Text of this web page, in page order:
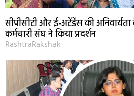
सीपीसीटी और ई-अटेंडेंस की
कर्मचारी संघ ने किया प्रदर्शन
RashtraRakshak